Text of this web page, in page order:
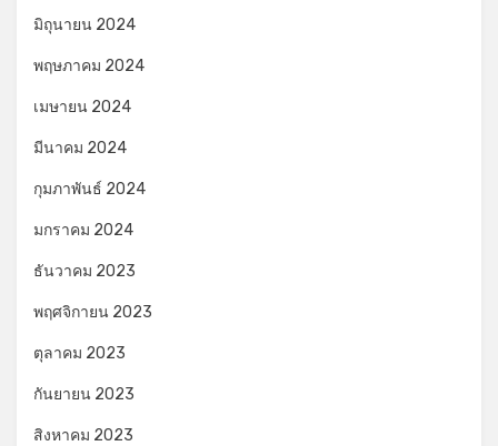
มิถุนายน 2024
พฤษภาคม 2024
เมษายน 2024
มีนาคม 2024
กุมภาพันธ์ 2024
มกราคม 2024
ธันวาคม 2023
พฤศจิกายน 2023
ตุลาคม 2023
กันยายน 2023
สิงหาคม 2023